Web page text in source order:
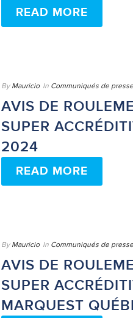
READ MORE
By Mauricio In Communiqués de presse
AVIS DE
SUPER
2024
READ MORE
By Mauricio In Communiqués de presse
AVIS DE
SUPER
MARQUEST